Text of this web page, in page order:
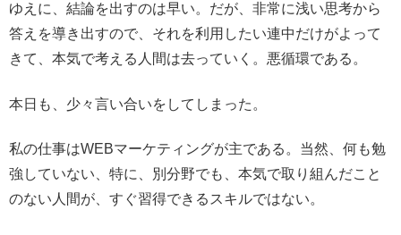
ゆえに、結論を出すのは早い。だが、非常に浅い思考から
答えを導き出すので、それを利用したい連中だけがよって
きて、本気で考える人間は去っていく。悪循環である。
本日も、少々言い合いをしてしまった。
私の仕事はWEBマーケティングが主である。当然、何も勉
強していない、特に、別分野でも、本気で取り組んだこと
のない人間が、すぐ習得できるスキルではない。